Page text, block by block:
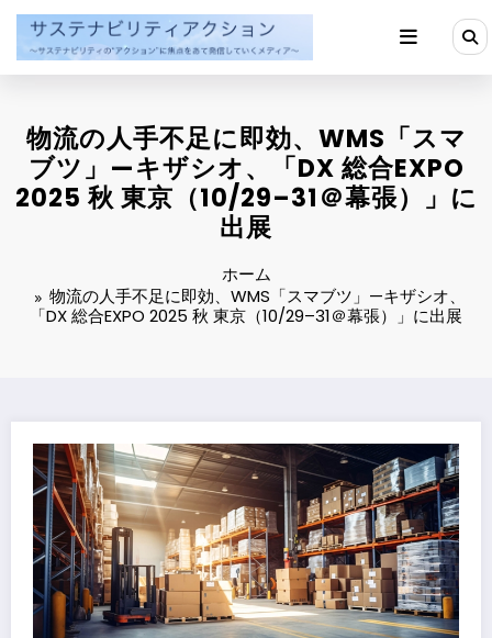
ン
物流の人手不足に即効、WMS「スマ
ブツ」—キザシオ、「DX 総合EXPO
2025 秋 東京（10/29–31＠幕張）」に
出展
ホーム
物流の人手不足に即効、WMS「スマブツ」—キザシオ、
「DX 総合EXPO 2025 秋 東京（10/29–31＠幕張）」に出展